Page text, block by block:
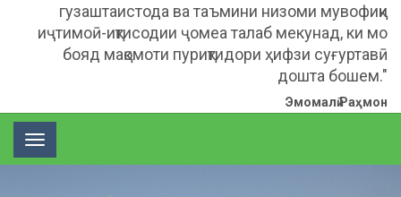
гузаштаистода ва таъмини низоми мувофиқи
иҷтимоӣ-иқтисодии ҷомеа талаб мекунад, ки мо
бояд мақомоти пуриқтидори ҳифзи суғуртавӣ
дошта бошем."
Эмомалӣ Раҳмон
Toggle
navigation